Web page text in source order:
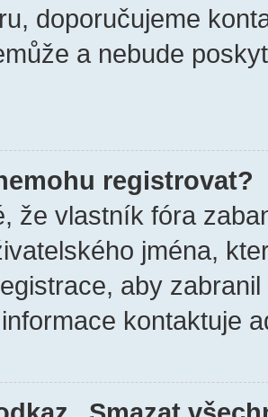
doporučujeme
a nebude
registrovat?
že vlastník fóra
jména,
aby
kontaktuje